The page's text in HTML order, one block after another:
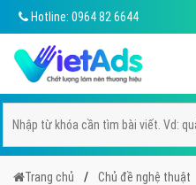
Hotline: 0964 82 6644
Trang chủ Chủ đề nghệ thuật